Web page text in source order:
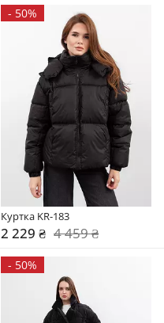
- 50%
Куртка KR-183
2 229 ₴ 4 459 ₴
- 50%